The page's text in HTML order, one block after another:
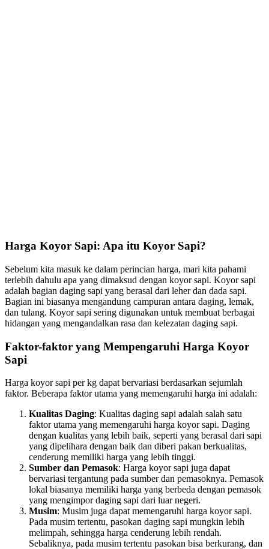
Harga Koyor Sapi: Apa itu Koyor Sapi?
Sebelum kita masuk ke dalam perincian harga, mari kita pahami
terlebih dahulu apa yang dimaksud dengan koyor sapi. Koyor sapi
adalah bagian daging sapi yang berasal dari leher dan dada sapi.
Bagian ini biasanya mengandung campuran antara daging, lemak,
dan tulang. Koyor sapi sering digunakan untuk membuat berbagai
hidangan yang mengandalkan rasa dan kelezatan daging sapi.
Faktor-faktor yang Mempengaruhi Harga Koyor
Sapi
Harga koyor sapi per kg dapat bervariasi berdasarkan sejumlah
faktor. Beberapa faktor utama yang memengaruhi harga ini adalah:
Kualitas Daging: Kualitas daging sapi adalah salah satu
faktor utama yang memengaruhi harga koyor sapi. Daging
dengan kualitas yang lebih baik, seperti yang berasal dari sapi
yang dipelihara dengan baik dan diberi pakan berkualitas,
cenderung memiliki harga yang lebih tinggi.
Sumber dan Pemasok: Harga koyor sapi juga dapat
bervariasi tergantung pada sumber dan pemasoknya. Pemasok
lokal biasanya memiliki harga yang berbeda dengan pemasok
yang mengimpor daging sapi dari luar negeri.
Musim: Musim juga dapat memengaruhi harga koyor sapi.
Pada musim tertentu, pasokan daging sapi mungkin lebih
melimpah, sehingga harga cenderung lebih rendah.
Sebaliknya, pada musim tertentu pasokan bisa berkurang, dan